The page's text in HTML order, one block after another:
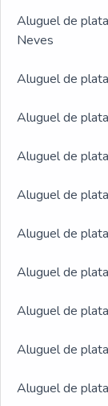
Aluguel de
Neves
Aluguel de
Aluguel de
Aluguel de
Aluguel de
Aluguel de
Aluguel de
Aluguel de
Aluguel de
Aluguel de